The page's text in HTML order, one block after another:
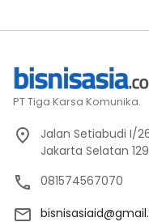
PT Tiga Karsa Komunika.
Jalan Setiabudi I/
Jakarta Selatan
081574567070